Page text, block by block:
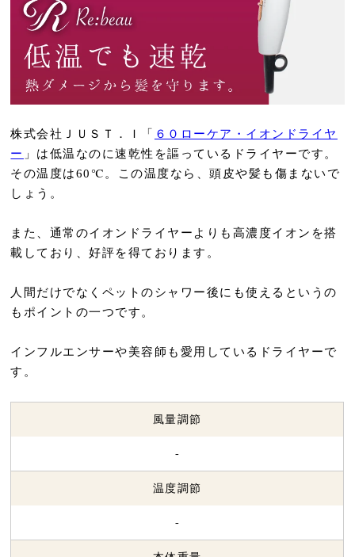
株式会社ＪＵＳＴ．Ｉ「
６０ローケア・イオンドライヤ
ー 」は低温なのに速乾性を謳っているドライヤーです。
その温度は60℃。この温度なら、頭皮や髪も傷まないで
しょう。
また、通常のイオンドライヤーよりも高濃度イオンを搭
載しており、好評を得ております。
人間だけでなくペットのシャワー後にも使えるというの
もポイントの一つです。
インフルエンサーや美容師も愛用しているドライヤーで
す。
風量調節
-
温度調節
-